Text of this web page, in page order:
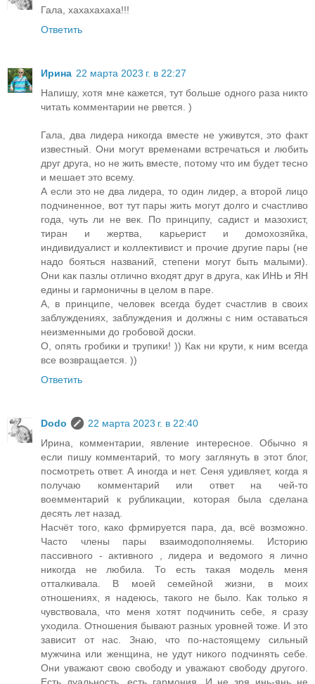
Гала, хахахахаха!!!
Ответить
Ирина 22 марта 2023 г. в 22:27
Напишу, хотя мне кажется, тут больше одного раза никто
читать комментарии не рвется. )
Гала, два лидера никогда вместе не уживутся, это факт
известный. Они могут временами встречаться и любить
друг друга, но не жить вместе, потому что им будет тесно
и мешает это всему.
А если это не два лидера, то один лидер, а второй лицо
подчиненное, вот тут пары жить могут долго и счастливо
года, чуть ли не век. По принципу, садист и мазохист,
тиран и жертва, карьерист и домохозяйка,
индивидуалист и коллективист и прочие другие пары (не
надо бояться названий, степени могут быть малыми).
Они как пазлы отлично входят друг в друга, как ИНЬ и ЯН
едины и гармоничны в целом в паре.
А, в принципе, человек всегда будет счастлив в своих
заблуждениях, заблуждения и должны с ним оставаться
неизменными до гробовой доски.
О, опять гробики и трупики! )) Как ни крути, к ним всегда
все возвращается. ))
Ответить
Dodo
22 марта 2023 г. в 22:40
Ирина, комментарии, явление интересное. Обычно я
если пишу комментарий, то могу заглянуть в этот блог,
посмотреть ответ. А иногда и нет. Сеня удивляет, когда я
получаю комментарий или ответ на чей-то
воемментарий к рубликации, которая была сделана
десять лет назад.
Насчёт того, како фрмируется пара, да, всё возможно.
Часто члены пары взаимодополняемы. Историю
пассивного - активного , лидера и ведомого я лично
никогда не любила. То есть такая модель меня
отталкивала. В моей семейной жизни, в моих
отношениях, я надеюсь, такого не было. Как только я
чувствовала, что меня хотят подчинить себе, я сразу
уходила. Отношения бывают разных уровней тоже. И это
зависит от нас. Знаю, что по-настоящему сильный
мужчина или женщина, не удут никого подчинять себе.
Они уважают свою свободу и уважают свободу другого.
Есть дуальность, есть гармония. И не зря инь-янь не